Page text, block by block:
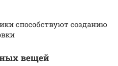
способствуют созданию
вещей